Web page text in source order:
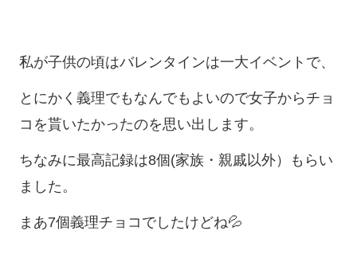
私が子供の頃はバレンタインは一大イベントで、
とにかく義理でもなんでもよいので女子からチョ
コを貰いたかったのを思い出します。
ちなみに最高記録は8個(家族・親戚以外）もらい
ました。
まあ7個義理チョコでしたけどね💦